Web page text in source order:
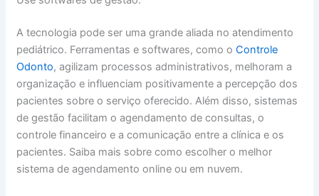
A tecnologia pode ser uma grande aliada no atendimento
pediátrico. Ferramentas e softwares, como o Controle
Odonto, agilizam processos administrativos, melhoram a
organização e influenciam positivamente a percepção dos
pacientes sobre o serviço oferecido. Além disso, sistemas
de gestão facilitam o agendamento de consultas, o
controle financeiro e a comunicação entre a clínica e os
pacientes. Saiba mais sobre como escolher o melhor
sistema de agendamento online ou em nuvem.